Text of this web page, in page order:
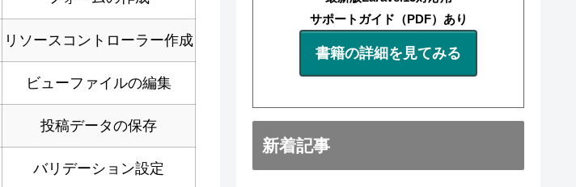
リソースコントローラー作成
ビューファイルの編集
投稿データの保存
バリデーション設定
サポートガイド（PDF）あり
書籍の詳細を見てみる
新着記事